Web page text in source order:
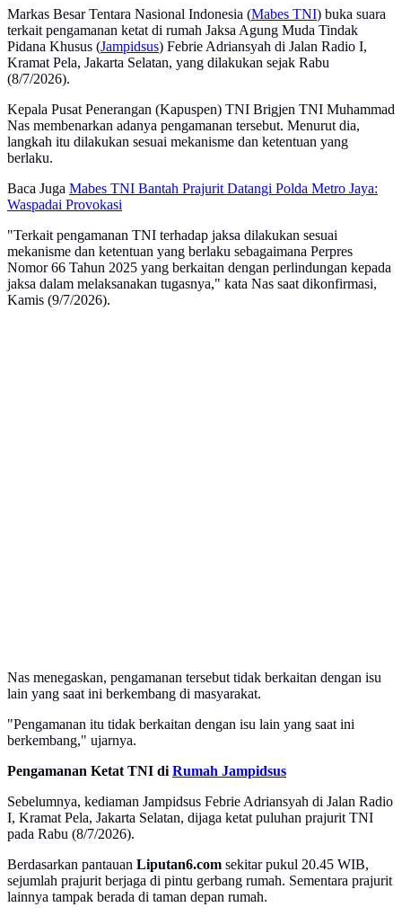
Markas Besar Tentara Nasional Indonesia (Mabes TNI) buka suara
terkait pengamanan ketat di rumah Jaksa Agung Muda Tindak
Pidana Khusus (Jampidsus) Febrie Adriansyah di Jalan Radio I,
Kramat Pela, Jakarta Selatan, yang dilakukan sejak Rabu
(8/7/2026).
Kepala Pusat Penerangan (Kapuspen) TNI Brigjen TNI Muhammad
Nas membenarkan adanya pengamanan tersebut. Menurut dia,
langkah itu dilakukan sesuai mekanisme dan ketentuan yang
berlaku.
Baca Juga Mabes TNI Bantah Prajurit Datangi Polda Metro Jaya:
Waspadai Provokasi
"Terkait pengamanan TNI terhadap jaksa dilakukan sesuai
mekanisme dan ketentuan yang berlaku sebagaimana Perpres
Nomor 66 Tahun 2025 yang berkaitan dengan perlindungan kepada
jaksa dalam melaksanakan tugasnya," kata Nas saat dikonfirmasi,
Kamis (9/7/2026).
Nas menegaskan, pengamanan tersebut tidak berkaitan dengan isu
lain yang saat ini berkembang di masyarakat.
"Pengamanan itu tidak berkaitan dengan isu lain yang saat ini
berkembang," ujarnya.
Pengamanan Ketat TNI diRumah Jampidsus
Sebelumnya, kediaman Jampidsus Febrie Adriansyah di Jalan Radio
I, Kramat Pela, Jakarta Selatan, dijaga ketat puluhan prajurit TNI
pada Rabu (8/7/2026).
Berdasarkan pantauan Liputan6.com sekitar pukul 20.45 WIB,
sejumlah prajurit berjaga di pintu gerbang rumah. Sementara prajurit
lainnya tampak berada di taman depan rumah.